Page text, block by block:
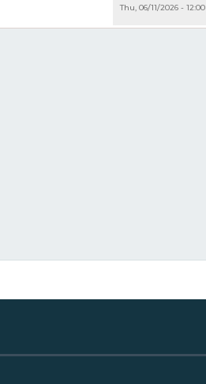
Thu, 06/11/2026 - 12:00